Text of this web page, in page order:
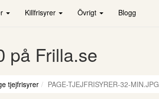
Killfrisyrer Övrigt Blogg
på Frilla.se
tjejfrisyrer PAGE-TJEJFRISYRER-32-MIN.JPG